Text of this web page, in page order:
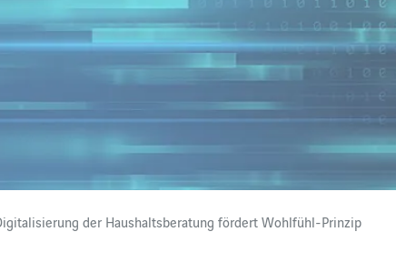
der Haushaltsberatung fördert Wohlfühl-Prinzip